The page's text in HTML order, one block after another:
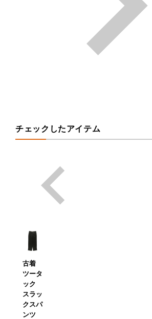
チェックしたアイテム
古着
ツータ
ック
スラッ
クスパ
ンツ